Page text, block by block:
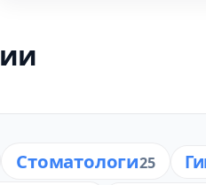
Стоматологи25